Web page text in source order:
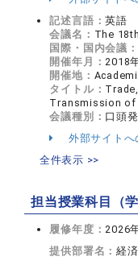
記述言語：英語
会議名： The
国際・国内会議：
開催年月：2018
開催地：
タイトル：
Transmission of
会議種別： 口頭
外部サイト
全件表示 >>
担当授業科目（学
履修年度：2026
提供部署名：経